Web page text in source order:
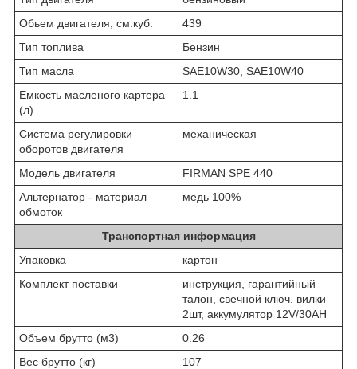
Обьем двигателя, см.куб.
439
Тип топлива
Бензин
Тип масла
SAE10W30, SAE10W40
Емкость масленого картера
(л)
1.1
Система регулировки
оборотов двигателя
механическая
Модель двигателя
FIRMAN SPE 440
Альтернатор - материал
обмоток
медь 100%
Транспортная информация
Упаковка
картон
Комплект поставки
инструкция, гарантийный
талон, свечной ключ. вилки
2шт, аккумулятор 12V/30AH
Объем брутто (м3)
0.26
Вес брутто (кг)
107